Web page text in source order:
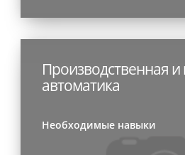
Производственная
автоматика
Необходимые навыки